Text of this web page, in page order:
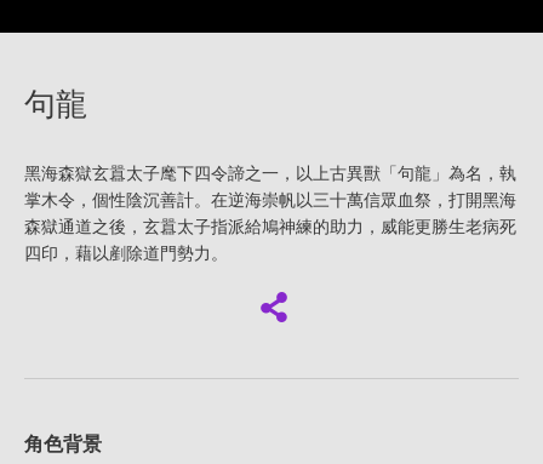
句龍
黑海森獄玄囂太子麾下四令諦之一，以上古異獸「句龍」為名，執
掌木令，個性陰沉善計。在逆海崇帆以三十萬信眾血祭，打開黑海
森獄通道之後，玄囂太子指派給鳩神練的助力，威能更勝生老病死
四印，藉以剷除道門勢力。
角色背景